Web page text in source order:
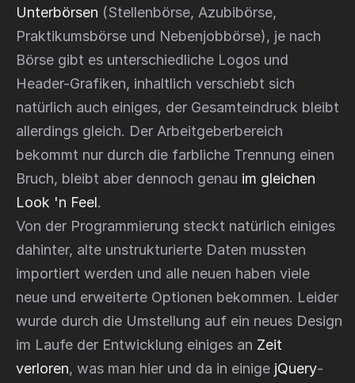
Unterbörsen (Stellenbörse, Azubibörse,
Praktikumsbörse und Nebenjobbörse), je nach
Börse gibt es unterschiedliche Logos und
Header-Grafiken, inhaltlich verschiebt sich
natürlich auch einiges, der Gesamteindruck bleibt
allerdings gleich. Der Arbeitgeberbereich
bekommt nur durch die farbliche Trennung einen
Bruch, bleibt aber dennoch genau im gleichen
Look 'n Feel.
Von der Programmierung steckt natürlich einiges
dahinter, alte unstrukturierte Daten mussten
importiert werden und alle neuen haben viele
neue und erweiterte Optionen bekommen. Leider
wurde durch die Umstellung auf ein neues Design
im Laufe der Entwicklung einiges an Zeit
verloren, was man hier und da in einige jQuery-